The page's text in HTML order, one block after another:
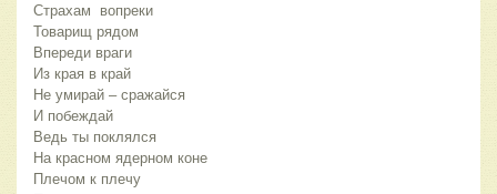
Страхам вопреки
Товарищ рядом
Впереди враги
Из края в край
Не умирай – сражайся
И побеждай
Ведь ты поклялся
На красном ядерном коне
Плечом к плечу